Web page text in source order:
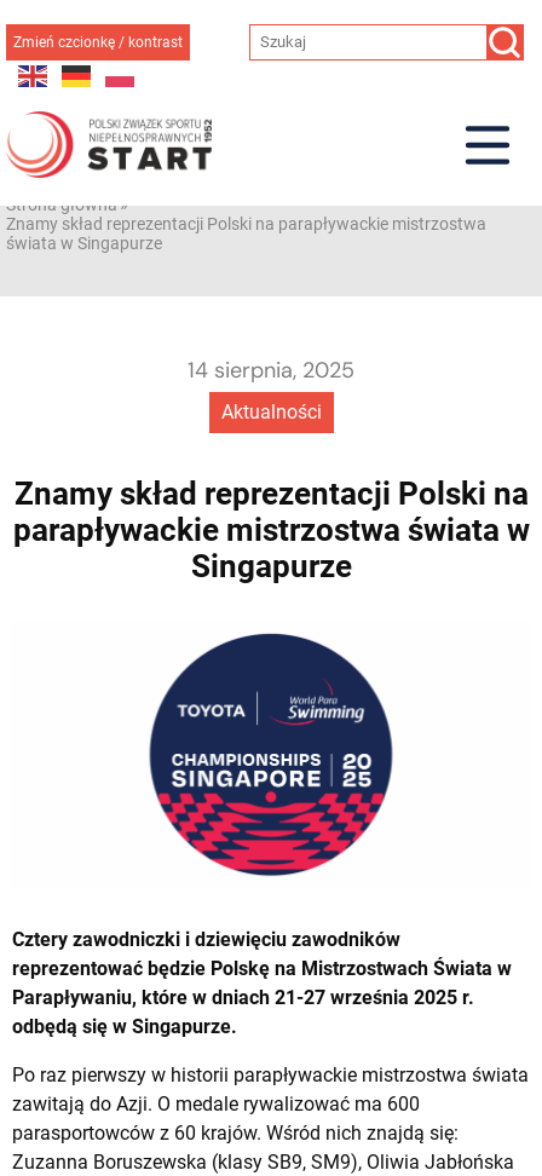
do
treści
Zmień czcionkę / kontrast
Strona główna»
Znamy skład reprezentacji Polski na parapływackie mistrzostwa
świata w Singapurze
Aktualności
14 sierpnia, 2025
Znamy skład reprezentacji Polski na
parapływackie mistrzostwa świata w
Singapurze
Cztery zawodniczki i dziewięciu zawodników
reprezentować będzie Polskę na Mistrzostwach Świata w
Parapływaniu, które w dniach 21-27 września 2025 r.
odbędą się w Singapurze.
Po raz pierwszy w historii parapływackie mistrzostwa świata
zawitają do Azji. O medale rywalizować ma 600
parasportowców z 60 krajów. Wśród nich znajdą się:
Zuzanna Boruszewska (klasy SB9, SM9), Oliwia Jabłońska